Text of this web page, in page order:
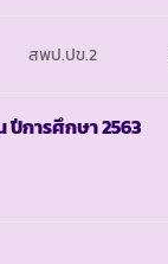
สพป.ปข.2
ปีการศึกษา2563